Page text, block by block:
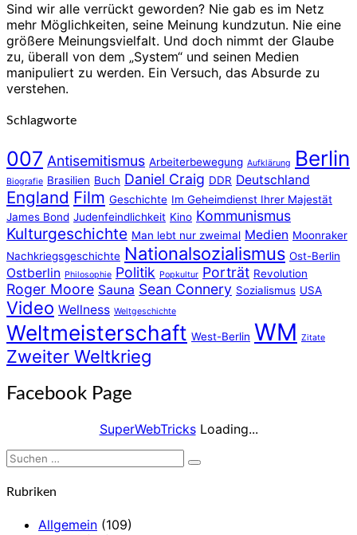
Sind wir alle verrückt geworden? Nie gab es im Netz
mehr Möglichkeiten, seine Meinung kundzutun. Nie eine
größere Meinungsvielfalt. Und doch nimmt der Glaube
zu, überall von dem „System“ und seinen Medien
manipuliert zu werden. Ein Versuch, das Absurde zu
verstehen.
Schlagworte
007 Antisemitismus Arbeiterbewegung Aufklärung Berlin
Biografie Brasilien Buch Daniel Craig DDR Deutschland
England Film Geschichte Im Geheimdienst Ihrer Majestät
James Bond Judenfeindlichkeit Kino Kommunismus
Kulturgeschichte Man lebt nur zweimal Medien Moonraker
Nachkriegsgeschichte Nationalsozialismus Ost-Berlin
Ostberlin Philosophie Politik Popkultur Porträt Revolution
Roger Moore Sauna Sean Connery Sozialismus USA
Video Wellness Weltgeschichte
Weltmeisterschaft West-Berlin WM Zitate
Zweiter Weltkrieg
Facebook Page
SuperWebTricksLoading...
Suchen
Suchen
Rubriken
Allgemein (109)